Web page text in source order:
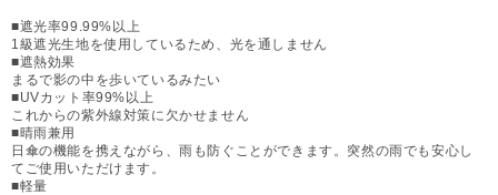
■遮光率99.99%以上
1級遮光生地を使用しているため、光を通しません
■遮熱効果
まるで影の中を歩いているみたい
■UVカット率99%以上
これからの紫外線対策に欠かせません
■晴雨兼用
日傘の機能を携えながら、雨も防ぐことができます。突然の雨でも安心し
てご使用いただけます。
■軽量